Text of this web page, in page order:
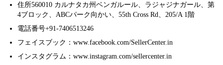
住所560010 カルナタカ州ベンガルール、ラジャジナガール、第
4ブロック、ABCパーク向かい、55th Cross Rd、205/A 1階
電話番号+91-7406513246
フェイスブック：www.facebook.com/SellerCenter.in
インスタグラム：www.instagram.com/sellercenter.in